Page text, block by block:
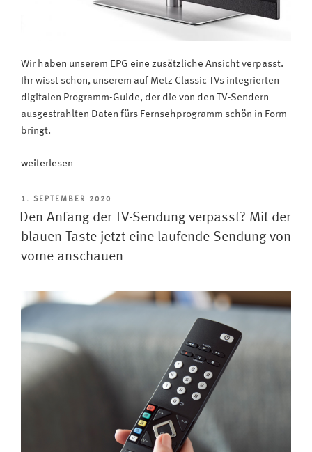
Wir haben unserem EPG eine zusätzliche Ansicht verpasst.
Ihr wisst schon, unserem auf Metz Classic TVs integrierten
digitalen Programm­-Guide, der die von den TV-Sendern
ausgestrahlten Daten fürs Fernsehprogramm schön in Form
bringt.
„Reine
Das
ist
der
GridView
EPG“
weiterlesen
VERÖFFENTLICHT
AM
1. SEPTEMBER 2020
Den Anfang der TV-Sendung verpasst? Mit der
blauen Taste jetzt eine laufende Sendung von
vorne anschauen